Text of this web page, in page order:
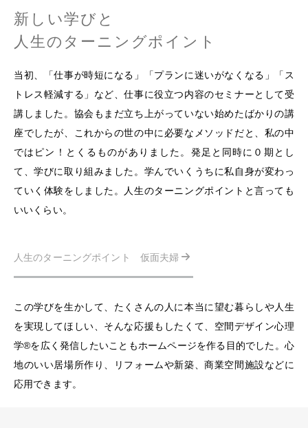
新しい学びと
人生のターニングポイント
当初、「仕事が時短になる」「プランに迷いがなくなる」「ス
トレス軽減する」など、仕事に役立つ内容のセミナーとして受
講しました。協会もまだ立ち上がっていない始めたばかりの講
座でしたが、これからの世の中に必要なメソッドだと、私の中
ではピン！とくるものがありました。発足と同時に０期とし
て、学びに取り組みました。学んでいくうちに私自身が変わっ
ていく体験をしました。人生のターニングポイントと言っても
いいくらい。
人生のターニングポイント 仮面夫婦
この学びを生かして、たくさんの人に本当に望む暮らしや人生
を実現してほしい、そんな応援もしたくて、空間デザイン心理
学®を広く発信したいこともホームページを作る目的でした。心
地のいい居場所作り、リフォームや新築、商業空間施設などに
応用できます。